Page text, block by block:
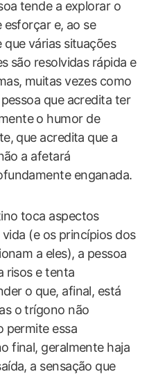
tende a explorar o
e, ao se
várias situações
são resolvidas rápida e
muitas vezes como
que acredita ter
o humor de
que acredita que a
a afetará
enganada.
toca aspectos
(e os princípios dos
a eles), a pessoa
risos e tenta
o que, afinal, está
o trígono não
permite essa
final, geralmente haja
a sensação que